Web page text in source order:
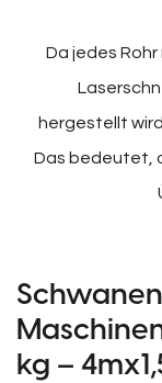
Da jedes
hergestellt
Das bedeutet,
kg –